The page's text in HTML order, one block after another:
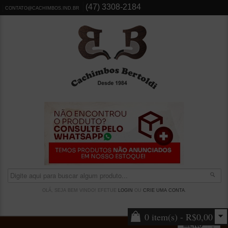
CONTATO@CACHIMBOS.IND.BR (47) 3308-2184
OLÁ, SEJA BEM VINDO! EFETUE LOGIN CRIE UMA CONTA.
0 item(s) - R$0,00
MENU